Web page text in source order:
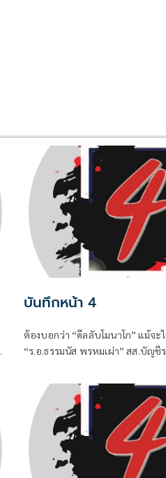
บันทึกหน้า 4
ต้องบอกว่า “ดีลลับโมนาโก” แม้จะ
“ร.อ.ธรรมนัส พรหมเผ่า” สส.บัญ
นายกรัฐมนตรี ที่ปัจจุบันรั้งเก้าอี้ที่
ไปแล้ว แต่เมื่อมีควันย่อมมีไฟอย่าง
“อนุทิน ชาญวีรกูล” นายกรัฐมนตรี
กระทรวงมหาดไทยถึงกับประกาศ
รัฐมนตรีในวันพุธที่ 5 สิงหาคม